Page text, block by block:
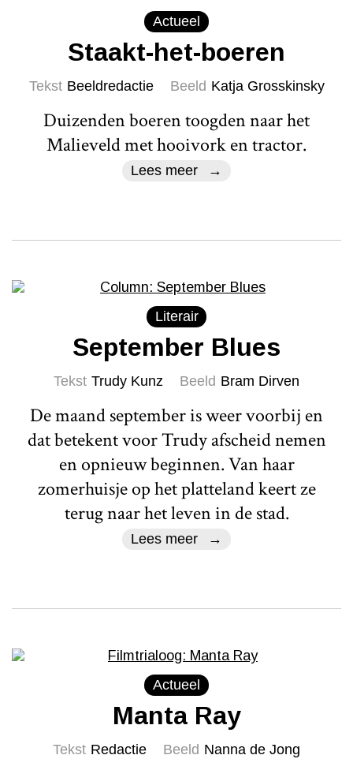
Actueel
Staakt-het-boeren
Tekst Beeldredactie Beeld Katja Grosskinsky
Duizenden boeren toogden naar het
Malieveld met hooivork en tractor.
Lees meer
Literair
September Blues
Tekst Trudy Kunz Beeld Bram Dirven
De maand september is weer voorbij en
dat betekent voor Trudy afscheid nemen
en opnieuw beginnen. Van haar
zomerhuisje op het platteland keert ze
terug naar het leven in de stad.
Lees meer
Actueel
Manta Ray
Tekst Redactie Beeld Nanna de Jong